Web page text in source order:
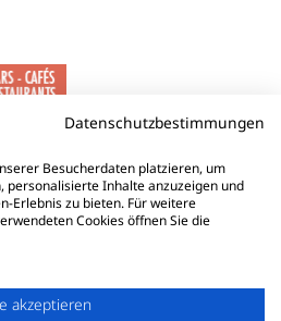
Datenschutzbestimmungen
Besucherdaten platzieren, um
personalisierte Inhalte anzuzeigen und
Erlebnis zu bieten. Für weitere
Cookies öffnen Sie die
akzeptieren